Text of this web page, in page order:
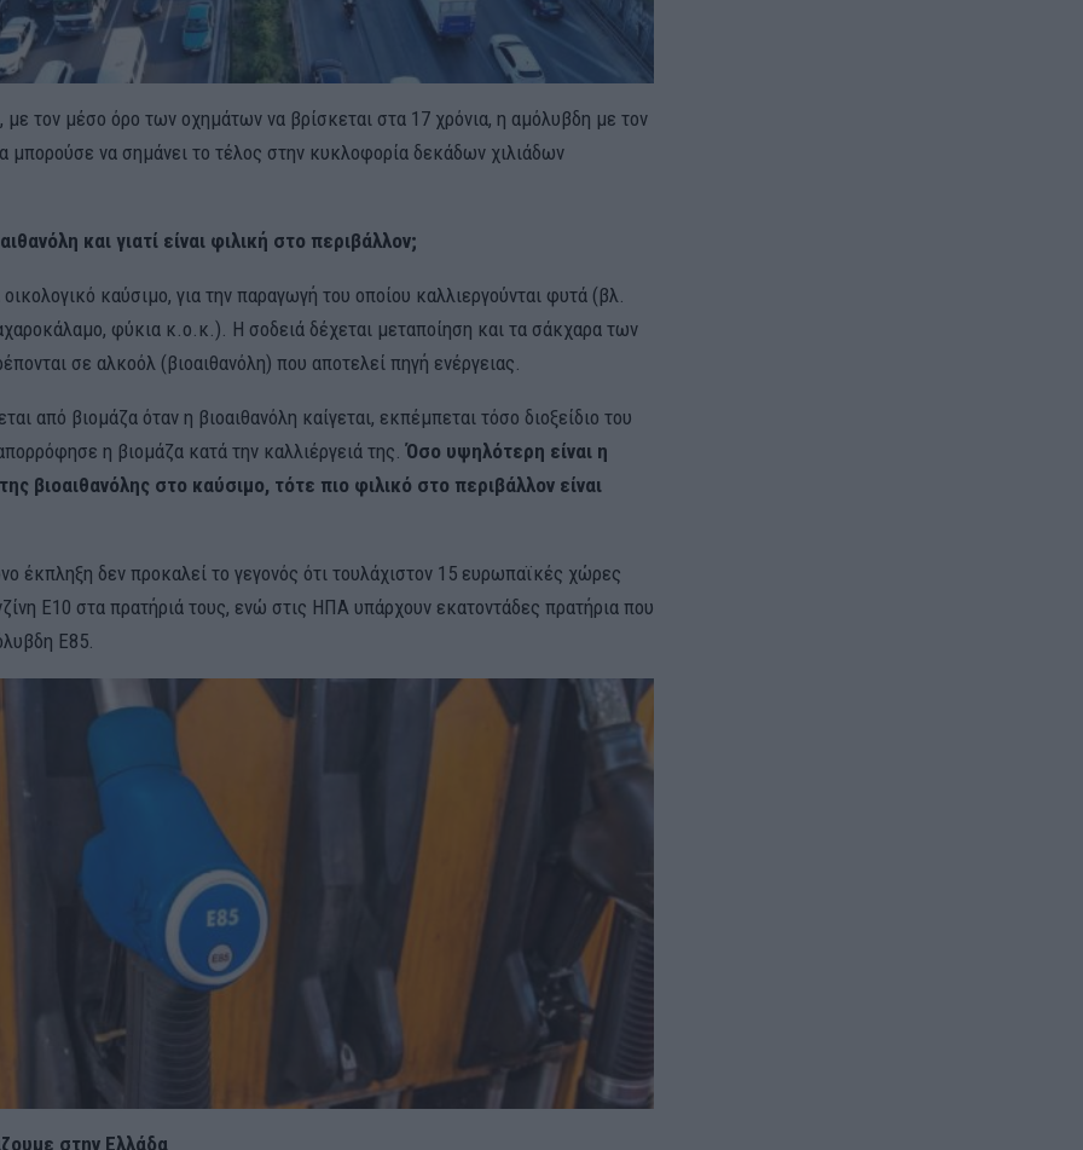
τον μέσο όρο των οχημάτων να βρίσκεται στα 17 χρόνια, η αμόλυβδη με τον
μπορούσε να σημάνει το τέλος στην κυκλοφορία δεκάδων χιλιάδων
και γιατί είναι φιλική στο περιβάλλον;
οικολογικό καύσιμο, για την παραγωγή του οποίου καλλιεργούνται φυτά (βλ.
φύκια κ.ο.κ.). Η σοδειά δέχεται μεταποίηση και τα σάκχαρα των
σε αλκοόλ (βιοαιθανόλη) που αποτελεί πηγή ενέργειας.
από βιομάζα όταν η βιοαιθανόλη καίγεται, εκπέμπεται τόσο διοξείδιο του
η βιομάζα κατά την καλλιέργειά της.Όσο υψηλότερη είναι η
βιοαιθανόλης στο καύσιμο, τότε πιο φιλικό στο περιβάλλον είναι
έκπληξη δεν προκαλεί το γεγονός ότι τουλάχιστον 15 ευρωπαϊκές χώρες
Ε10 στα πρατήριά τους, ενώ στις ΗΠΑ υπάρχουν εκατοντάδες πρατήρια που
Ε85.
στην Ελλάδα